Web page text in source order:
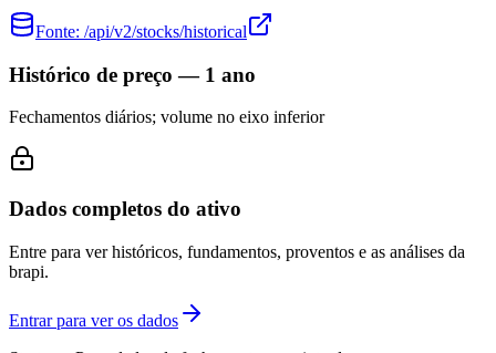
Fonte: /api/v2/stocks/historical
Histórico de preço — 1 ano
Fechamentos diários; volume no eixo inferior
Dados completos do ativo
Entre para ver históricos, fundamentos, proventos e as análises da
brapi.
Entrar para ver os dados